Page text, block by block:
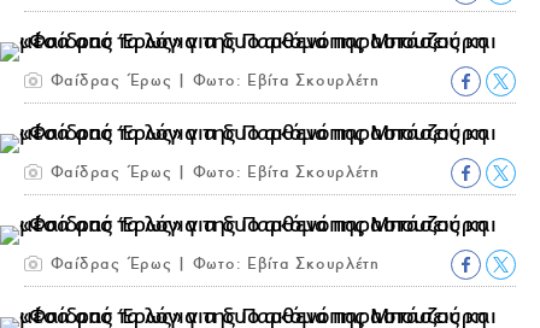
Φαίδρας Έρως | Φωτο: Εβίτα Σκουρλέτη
Φαίδρας Έρως | Φωτο: Εβίτα Σκουρλέτη
Φαίδρας Έρως | Φωτο: Εβίτα Σκουρλέτη